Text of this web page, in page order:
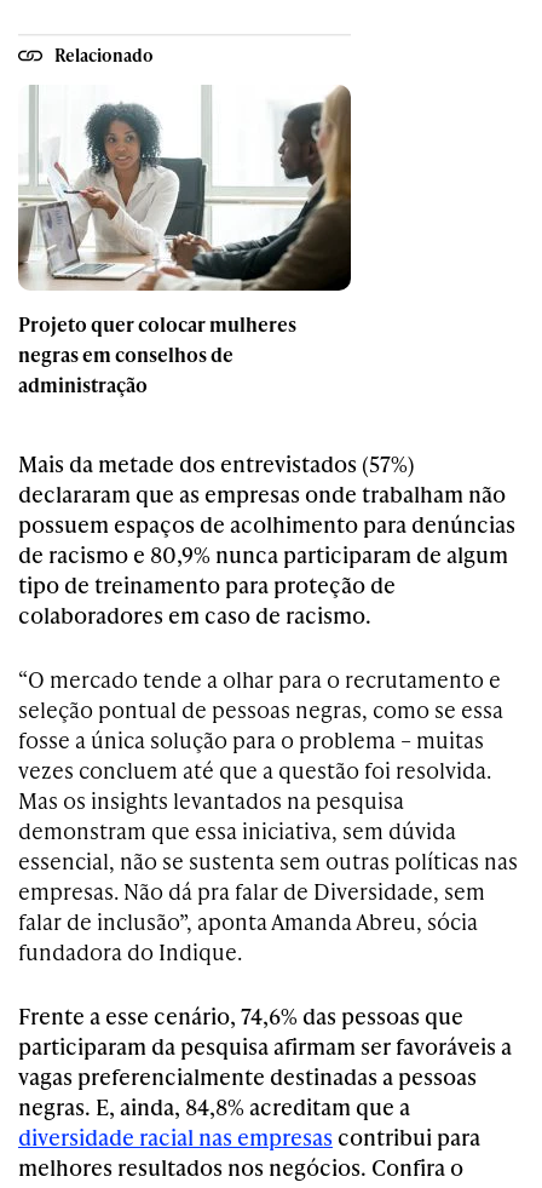
Relacionado
Projeto quer colocar mulheres
negras em conselhos de
administração
Mais da metade dos entrevistados (57%)
declararam que as empresas onde trabalham não
possuem espaços de acolhimento para denúncias
de racismo e 80,9% nunca participaram de algum
tipo de treinamento para proteção de
colaboradores em caso de racismo.
“O mercado tende a olhar para o recrutamento e
seleção pontual de pessoas negras, como se essa
fosse a única solução para o problema – muitas
vezes concluem até que a questão foi resolvida.
Mas os insights levantados na pesquisa
demonstram que essa iniciativa, sem dúvida
essencial, não se sustenta sem outras políticas nas
empresas. Não dá pra falar de Diversidade, sem
falar de inclusão”, aponta Amanda Abreu, sócia
fundadora do Indique.
Frente a esse cenário, 74,6% das pessoas que
participaram da pesquisa afirmam ser favoráveis a
vagas preferencialmente destinadas a pessoas
negras. E, ainda, 84,8% acreditam que a
diversidade racial nas empresas contribui para
melhores resultados nos negócios. Confira o